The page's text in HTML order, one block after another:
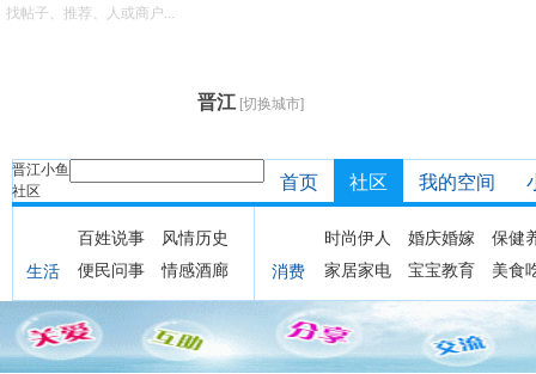
晋江 [切换城市]
晋江小鱼
社区
找帖子、推荐、人或商户...
首页 社区 我的空间
生活
百姓说事
风情历史
便民问事
情感酒廊 消费
时尚伊人 婚庆婚嫁
保健
家居家电
宝宝教育 美食